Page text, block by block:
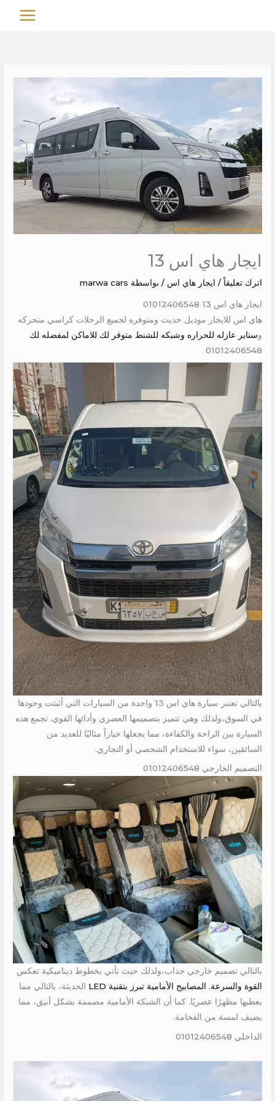
MAIN
ايجار هاي اس 13
اترك تعليقاً / ايجار هاي اس / بواسطة marwa cars
ايجار هاي اس 13 01012406548
هاي اس للايجار موديل حديث ومتوفره لجميع الرحلات كراسي متحركه
وستاير عازله للحراره وشبكه للشنط متوفر لك للاماكن لمفضله لك
01012406548
بالتالي تعتبر سيارة هاي اس 13 واحدة من السيارات التي أثبتت وجودها
في السوق،ولذلك وهي تتميز بتصميمها العصري وأدائها القوي. تجمع هذه
السيارة بين الراحة والكفاءة، مما يجعلها خياراً مثاليًا للعديد من
السائقين، سواء للاستخدام الشخصي أو التجاري.
التصميم الخارجي 01012406548
بالتالي تصميم خارجي جذاب،ولذلك حيث تأتي بخطوط ديناميكية تعكس
القوة والسرعة. المصابيح الأمامية تبرز بتقنية LED
الحديثة، بالتالي مما
يعطيها مظهرًا عصريًا. كما أن الشبكة الأمامية مصممة بشكل أنيق، مما
يضيف لمسة من الفخامة.
الداخلي 01012406548